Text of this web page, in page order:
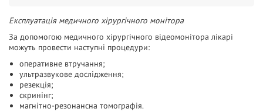
Експлуатація медичного хірургічного монітора
За допомогою медичного хірургічного відеомонітора лікарі
можуть провести наступні процедури:
оперативне втручання;
ультразвукове дослідження;
резекція;
скринінг;
магнітно-резонансна томографія.